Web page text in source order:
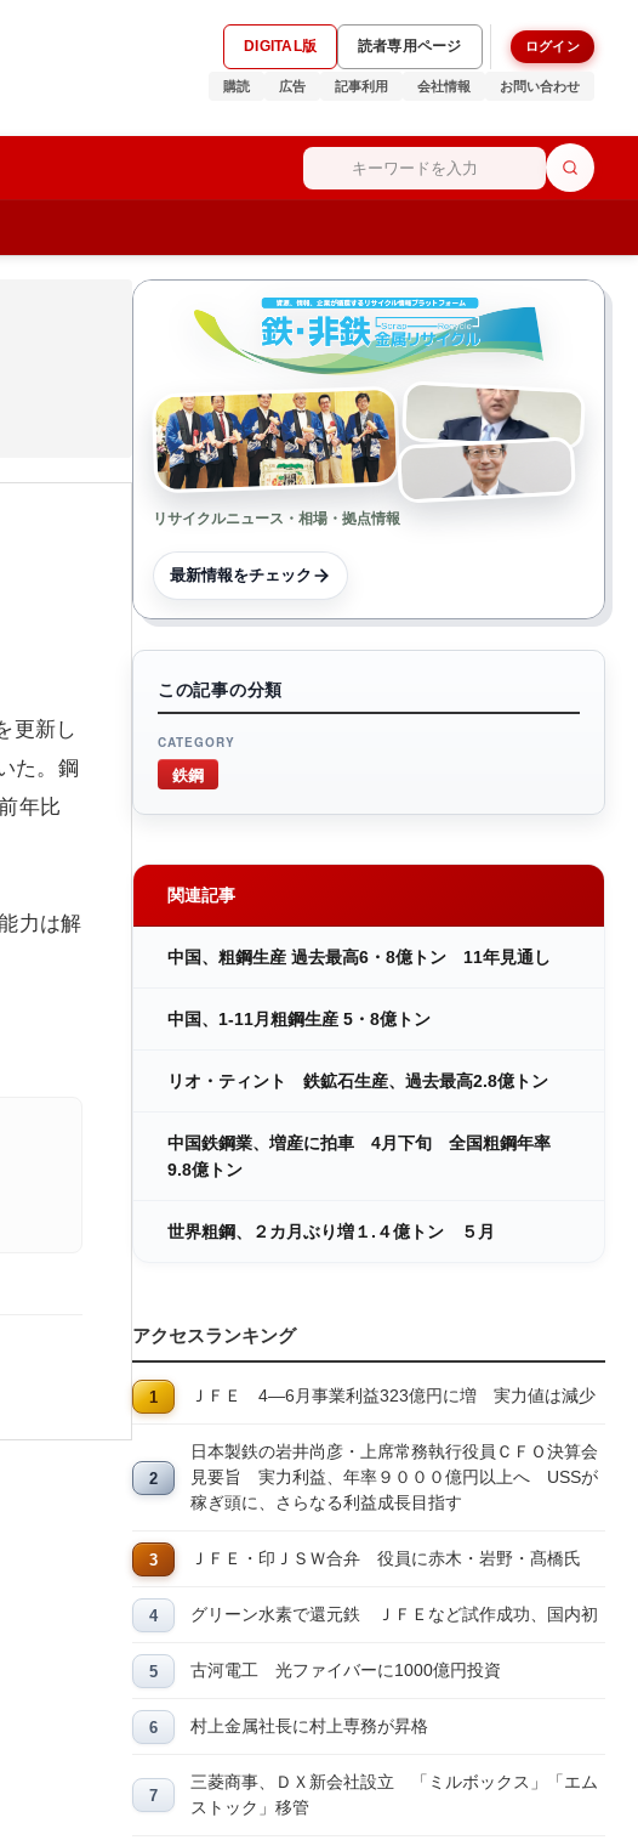
DIGITAL版 読者専用ページ ログイン
購読 広告 記事利用 会社情報 お問い合わせ
更新し
た。鋼
年比
力は解
リサイクルニュース・相場・拠点情報
最新情報をチェック
この記事の分類
CATEGORY
鉄鋼
関連記事
中国、粗鋼生産 過去最高6・8億トン 11年見通し
中国、1-11月粗鋼生産 5・8億トン
リオ・ティント 鉄鉱石生産、過去最高2.8億トン
中国鉄鋼業、増産に拍車 4月下旬 全国粗鋼年率
9.8億トン
世界粗鋼、２カ月ぶり増１.４億トン ５月
アクセスランキング
ＪＦＥ 4―6月事業利益323億円に増 実力値は減少
日本製鉄の岩井尚彦・上席常務執行役員ＣＦＯ決算会
見要旨 実力利益、年率９０００億円以上へ USSが
稼ぎ頭に、さらなる利益成長目指す
ＪＦＥ・印ＪＳＷ合弁 役員に赤木・岩野・髙橋氏
グリーン水素で還元鉄 ＪＦＥなど試作成功、国内初
古河電工 光ファイバーに1000億円投資
村上金属社長に村上専務が昇格
三菱商事、ＤＸ新会社設立 「ミルボックス」「エム
ストック」移管